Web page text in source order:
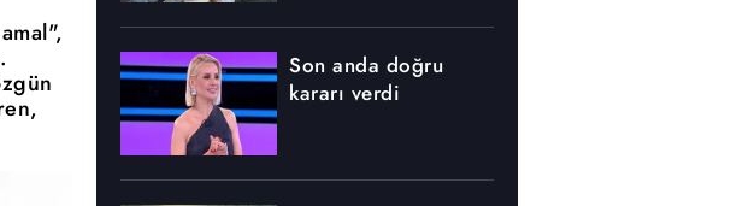
Son anda doğru
kararı verdi